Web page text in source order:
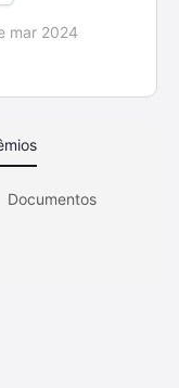
mar 2024
Documentos